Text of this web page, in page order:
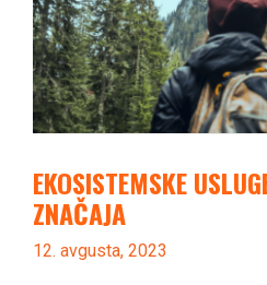
EKOSISTEMSKE
ZNAČAJA
12. avgusta, 2023